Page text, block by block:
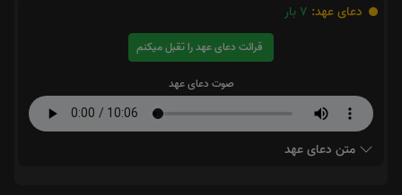
دعای عهد: 7 بار
قرائت دعای عهد را تقبل میکنم
صوت دعای عهد
متن دعای عهد